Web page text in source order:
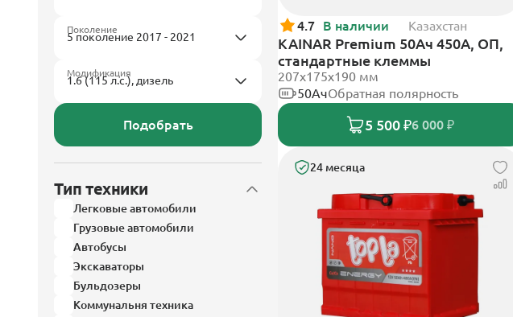
Поколение
Модификация
Подобрать
Тип техники
Легковые автомобили
Грузовые автомобили
Автобусы
Экскаваторы
Бульдозеры
Коммунальня техника
4.7 В наличии Казахстан
KAINAR Premium 50Ач 450А, ОП,
стандартные клеммы
207x175x190 мм
50АчОбратная полярность
5 500 ₽6 000 ₽
24 месяца